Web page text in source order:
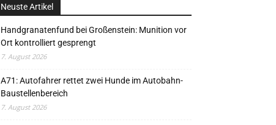
Neuste Artikel
Handgranatenfund bei Großenstein: Munition vor
Ort kontrolliert gesprengt
7. August 2026
A71: Autofahrer rettet zwei Hunde im Autobahn-
Baustellenbereich
7. August 2026